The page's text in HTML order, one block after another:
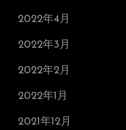
2022年4月
2022年3月
2022年2月
2022年1月
2021年12月